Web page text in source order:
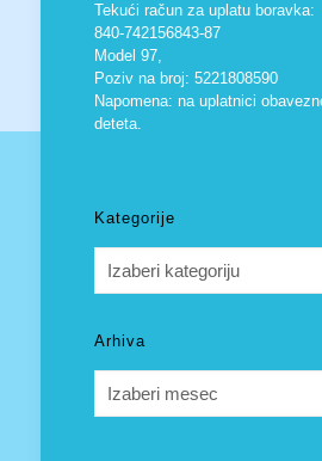
Tekući račun za uplatu boravka:
840-742156843-87
Model 97,
Poziv na broj: 5221808590
Napomena: na uplatnici
deteta.
Kategorije
Arhiva